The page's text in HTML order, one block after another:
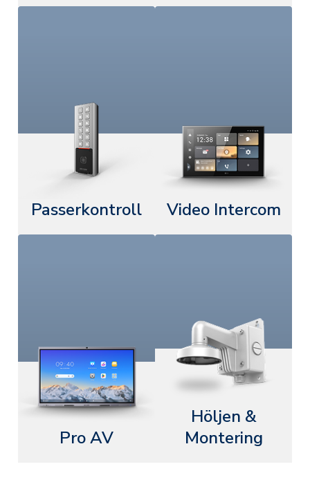
Passerkontroll Video Intercom
Pro AV
Höljen &
Montering